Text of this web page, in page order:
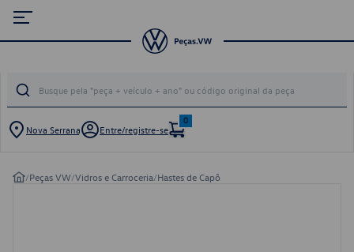
Nova Serrana Entre/registre-se
0
/Peças VW/Vidros e Carroceria/Hastes de Capô